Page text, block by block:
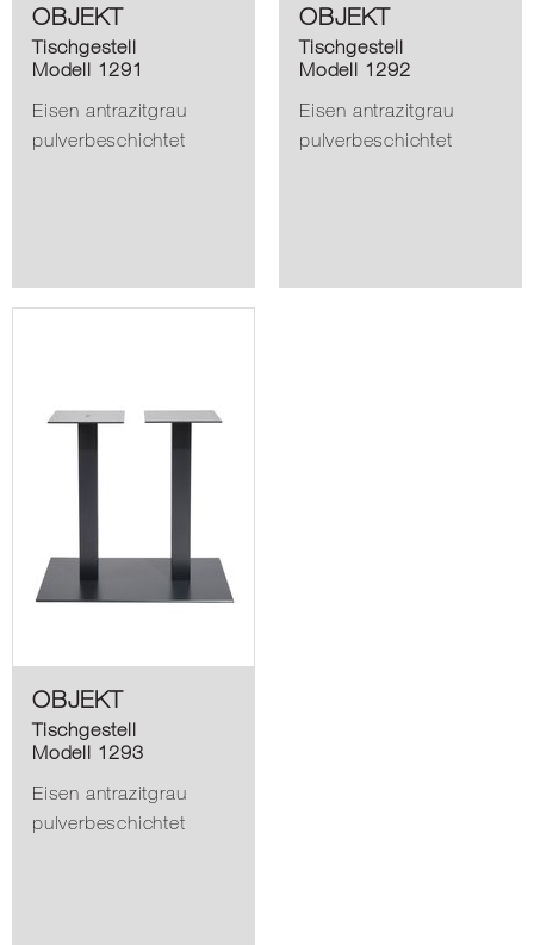
OBJEKT
Tischgestell
Modell 1291
Eisen antrazitgrau
pulverbeschichtet
OBJEKT
Tischgestell
Modell 1292
Eisen antrazitgrau
pulverbeschichtet
OBJEKT
Tischgestell
Modell 1293
Eisen antrazitgrau
pulverbeschichtet